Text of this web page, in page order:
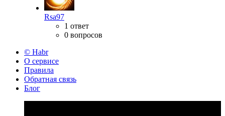
Rsa97
1 ответ
0 вопросов
© Habr
О сервисе
Правила
Обратная связь
Блог